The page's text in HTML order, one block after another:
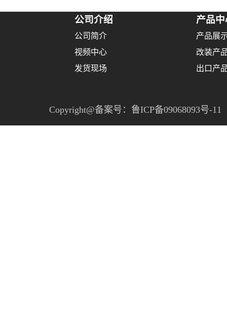
公司介绍
公司简介
视频中心
发货现场
产品中
产品展
改装产
出口产
Copyright@备案号： 鲁ICP备09068093号-11